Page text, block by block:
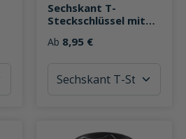
Sechskant T-
Steckschlüssel mit
Ab 8,95 €